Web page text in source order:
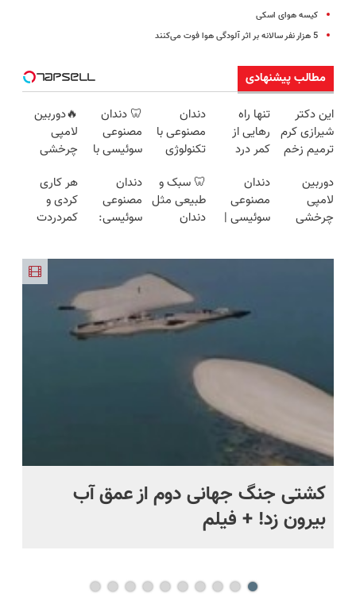
کیسه هوای اسکی
5 هزار نفر سالانه بر اثر آلودگی هوا فوت می‌کنند
مطالب پیشنهادی
این دکتر
شیرازی کرم
ترمیم زخم
ساخت!!!
تنها راه
رهایی از
کمر درد
دارو!
(◂پرسش‌نامه)
دندان
مصنوعی با
تکنولوژی
سوئیسی
🇨🇭
🦷 دندان
مصنوعی
سوئیسی با
دیجیتال |
پرداخت در
4 قسط |📍
🔥دوربین
لامپی
چرخشی
🔥 پرداخت
درب منزل
+ گارانتی
دوربین
لامپی
چرخشی
دندان
مصنوعی
سوئیسی |
رایگان+پرداخت
اقساطی😍
🦷 سبک و
طبیعی مثل
دندان
اقساطی 💳
📍 تهران
دندان
مصنوعی
سوئیسی:
و مقاوم |
پرداخت
قسطی
هر کاری
کردی و
کمردردت
پرسشنامه و
دریافت راه
حل
کشتی‌ جنگ جهانی دوم از عمق آب
بیرون زد! + فیلم